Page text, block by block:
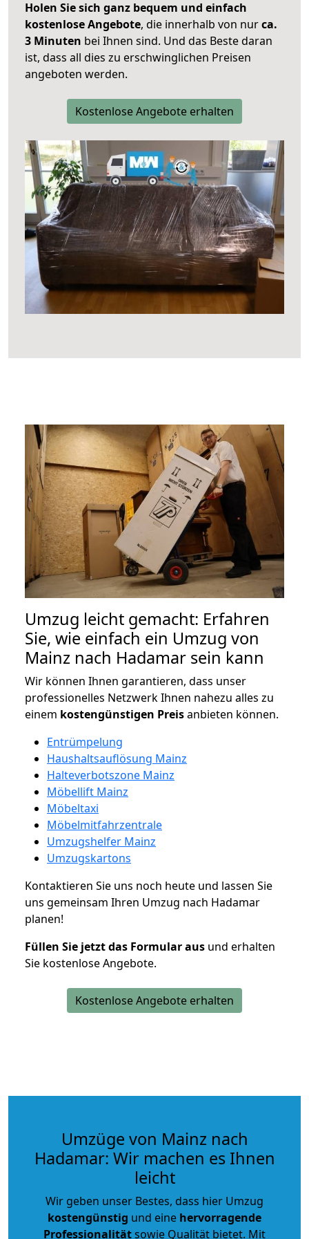
Holen Sie sich ganz bequem und einfach
kostenlose Angebote, die innerhalb von nurca.
3 Minuten bei Ihnen sind. Und das Beste daran
ist, dass all dies zu erschwinglichen Preisen
angeboten werden.
Kostenlose Angebote erhalten
Umzug leicht gemacht: Erfahren
Sie, wie einfach ein Umzug von
Mainz nach Hadamar sein kann
Wir können Ihnen garantieren, dass unser
professionelles Netzwerk Ihnen nahezu alles zu
einem kostengünstigen Preisanbieten können.
Entrümpelung
Haushaltsauflösung Mainz
Halteverbotszone Mainz
Möbellift Mainz
Möbeltaxi
Möbelmitfahrzentrale
Umzugshelfer Mainz
Umzugskartons
Kontaktieren Sie uns noch heute und lassen Sie
uns gemeinsam Ihren Umzug nach Hadamar
planen!
Füllen Sie jetzt das Formular aus und erhalten
Sie kostenlose Angebote.
Kostenlose Angebote erhalten
Umzüge von Mainz nach
Hadamar: Wir machen es Ihnen
leicht
Wir geben unser Bestes, dass hier Umzug
kostengünstig und eine hervorragende
Professionalitätsowie Qualität bietet. Mit